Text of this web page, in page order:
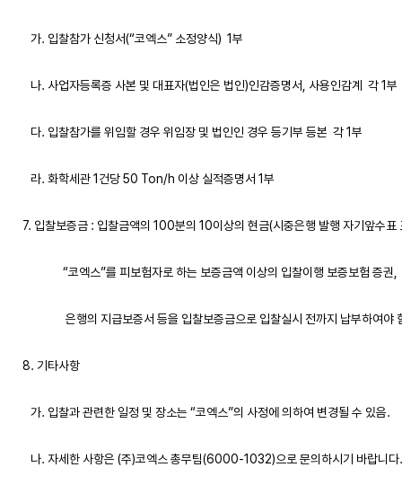
   가. 입찰참가 신청서(“코엑스” 소정양식)  1부
   나. 사업자등록증 사본 및 대표자(법인은 법인)인감증명서, 사용인감계  각 1부
   다. 입찰참가를 위임할 경우 위임장 및 법인인 경우 등기부 등본  각 1부
   라. 화학세관 1건당 50 Ton/h 이상 실적증명서 1부
7. 입찰보증금 : 입찰금액의 100분의 10이상의 현금(시중은행 발행 자기앞수표
               “코엑스”를 피보험자로 하는 보증금액 이상의 입찰이행 보증보험 증권,
은행의 지급보증서 등을 입찰보증금으로 입찰실시 전까지 납부하여야
8. 기타사항
   가. 입찰과 관련한 일정 및 장소는 “코엑스”의 사정에 의하여 변경될 수 있음.
   나. 자세한 사항은 (주)코엑스 총무팀(6000-1032)으로 문의하시기 바랍니다.